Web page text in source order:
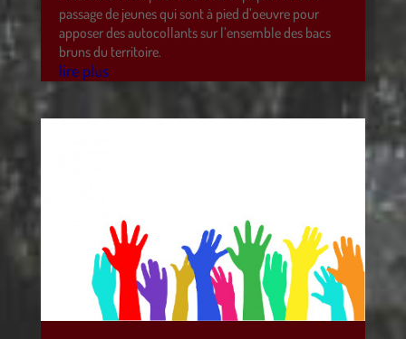
passage de jeunes qui sont à pied d’oeuvre pour
apposer des autocollants sur l’ensemble des bacs
bruns du territoire.
lire plus